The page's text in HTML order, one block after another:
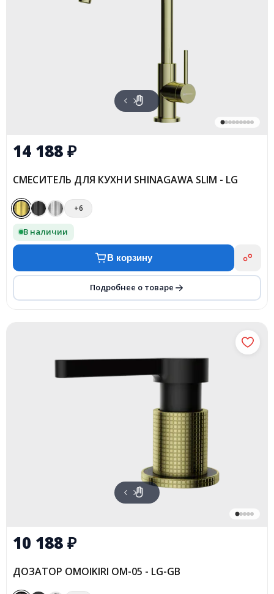
14 188₽
СМЕСИТЕЛЬ ДЛЯ КУХНИ SHINAGAWA SLIM - LG
+6
В наличии
В корзину
Подробнее о товаре
10 188₽
ДОЗАТОР OMOIKIRI OM-05 - LG-GB